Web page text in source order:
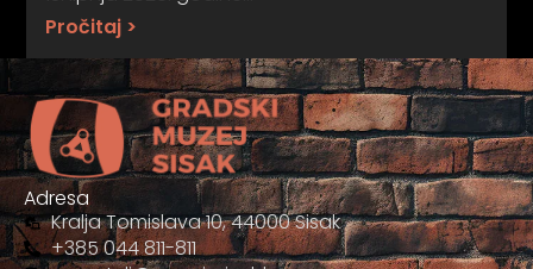
Pročitaj >
Adresa
Kralja Tomislava 10, 44000 Sisak
+385 044 811-811